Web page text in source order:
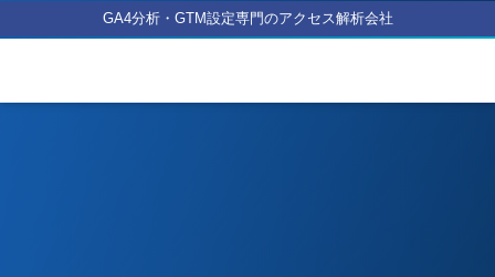
GA4分析・GTM設定専門のアクセス解析会社